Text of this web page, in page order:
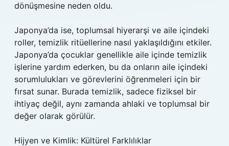
dönüşmesine neden oldu.
Japonya’da ise, toplumsal hiyerarşi ve aile içindeki
roller, temizlik ritüellerine nasıl yaklaşıldığını etkiler.
Japonya’da çocuklar genellikle aile içinde temizlik
işlerine yardım ederken, bu da onların aile içindeki
sorumlulukları ve görevlerini öğrenmeleri için bir
fırsat sunar. Burada temizlik, sadece fiziksel bir
ihtiyaç değil, aynı zamanda ahlaki ve toplumsal bir
değer olarak görülür.
Hijyen ve Kimlik: Kültürel Farklılıklar